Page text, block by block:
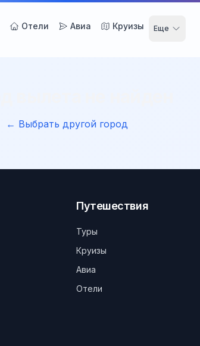
Отели Авиа Круизы Еще
← Выбрать другой город
Путешествия
Туры
Круизы
Авиа
Отели